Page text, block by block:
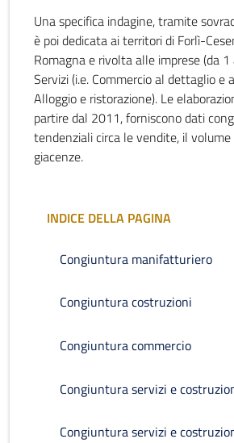
Una specifica indagine, tramite
è poi dedicata ai territori di Forlì-
Romagna e rivolta alle imprese (da
Servizi (i.e. Commercio al dettaglio e
Alloggio e ristorazione). Le
partire dal 2011, forniscono dati
tendenziali circa le vendite, il volume
giacenze.
INDICE DELLA PAGINA
Congiuntura manifatturiero
Congiuntura costruzioni
Congiuntura commercio
Congiuntura servizi e
Congiuntura servizi e